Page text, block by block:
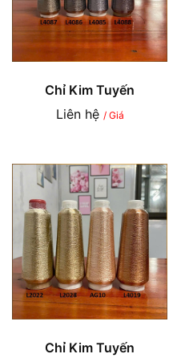
Chỉ Kim Tuyến
Liên hệ / Giá
Chỉ Kim Tuyến